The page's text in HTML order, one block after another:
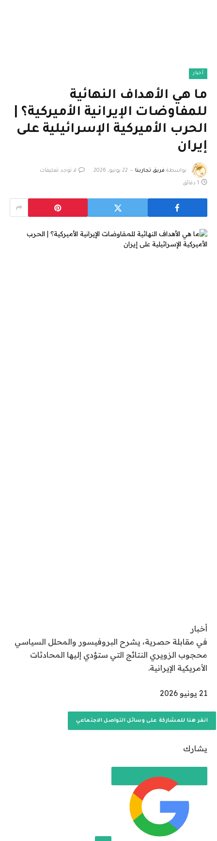
أخبار
ما هي الأهداف النهائية
للمفاوضات الإيرانية الأميركية؟ |
الحرب الأميركية الإسرائيلية على
إيران
بواسطة فريق تجاربنا 22 يونيو، 2026 لا توجد تعليقات
1 دقائق
أخبار
في مقابلة حصرية، يشرح البروفيسور والمحلل السياسي
محجوب الزويري النتائج التي ستؤدي إليها المحادثات
الأمريكية الإيرانية.
ت
ا
ل
ر
ب
21 يونيو 2026
انقر هنا للمشاركة على وسائل التواصل الاجتماعي
يشارك